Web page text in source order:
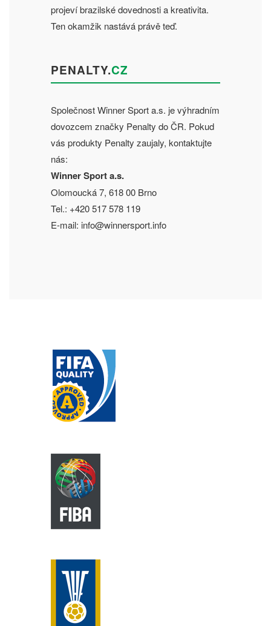
projeví brazilské dovednosti a kreativita.
Ten okamžik nastává právě teď.
PENALTY.CZ
Společnost Winner Sport a.s. je výhradním
dovozcem značky Penalty do ČR. Pokud
vás produkty Penalty zaujaly, kontaktujte
nás:
Winner Sport a.s.
Olomoucká 7, 618 00 Brno
Tel.: +420 517 578 119
E-mail: info@winnersport.info